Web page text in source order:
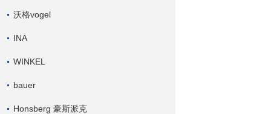
沃格vogel
INA
WINKEL
bauer
Honsberg 豪斯派克